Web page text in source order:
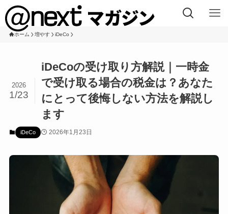
ホーム 増やす iDeCo
iDeCoの受け取り方解説｜一時金
で受け取る場合の税金は？あなた
にとって後悔しない方法を解説し
ます
2026
1/23
iDeCo 2026年1月23日